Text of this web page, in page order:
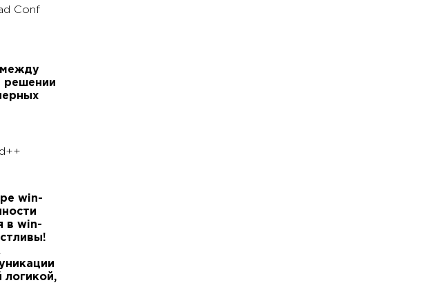
Conf
решении
win-
в win-
логикой,